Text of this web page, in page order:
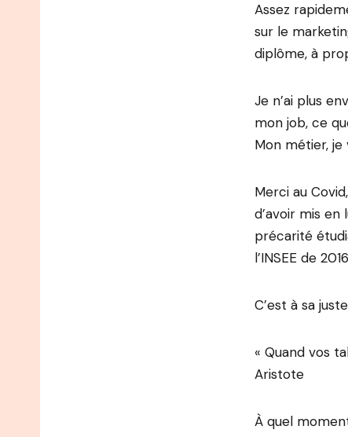
Assez
sur le
diplôme, à
Je n’ai plus
mon job, ce
Mon métier,
Merci au
d’avoir mis
précarité
l’INSEE de
C’est à sa
« Quand vos
Aristote
À quel